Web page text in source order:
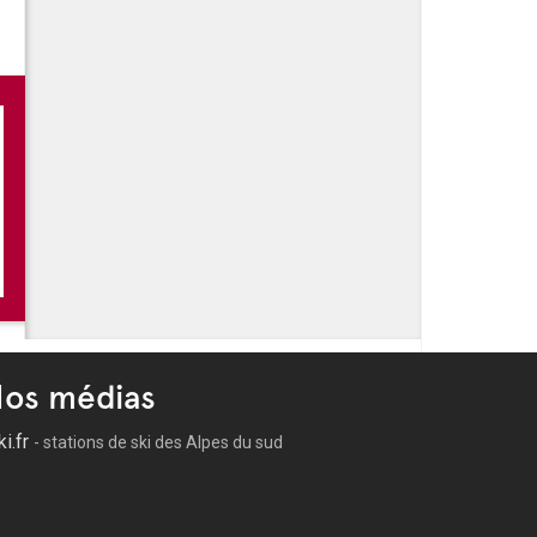
médias
- stations de ski des Alpes du sud